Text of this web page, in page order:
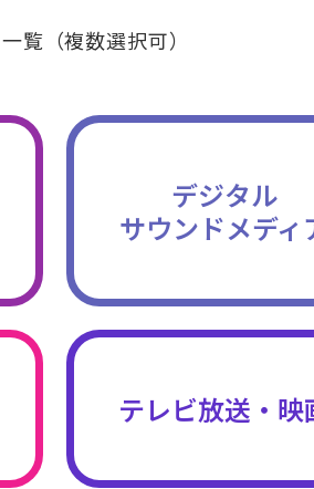
覧（複数選択可）
デジタル
サウンドメディ
テレビ放送・映